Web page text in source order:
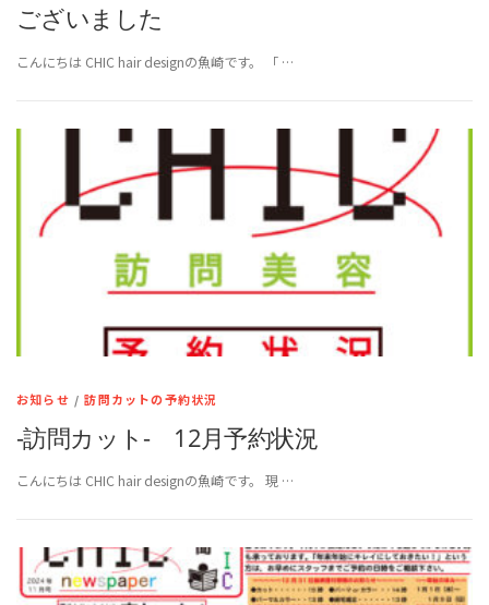
ございました
こんにちは CHIC hair designの魚崎です。 「 …
お知らせ /訪問カットの予約状況
-訪問カット- 12月予約状況
こんにちは CHIC hair designの魚崎です。 現 …